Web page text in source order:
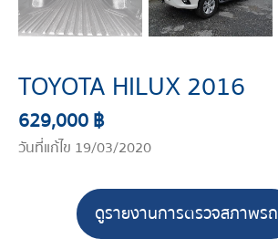
TOYOTA HILUX 2016
629,000 ฿
วันที่แก้ไข 19/03/2020
ดูรายงานการตรวจสภาพรถ